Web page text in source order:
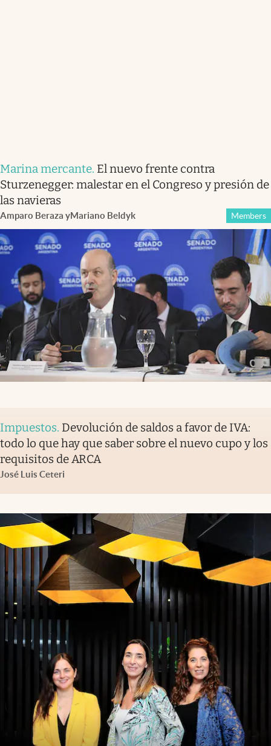
Marina mercante. El nuevo frente contra
Sturzenegger: malestar en el Congreso y presión de
las navieras
Amparo Beraza yMariano Beldyk Members
Impuestos. Devolución de saldos a favor de IVA:
todo lo que hay que saber sobre el nuevo cupo y los
requisitos de ARCA
José Luis Ceteri